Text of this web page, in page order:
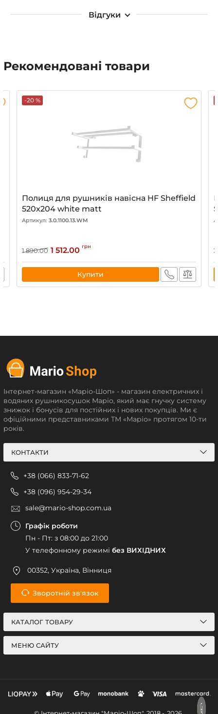
Відгуки
Рекомендовані товари
-20 %
Полиця для рушників навісна HF Sheffield
520x204 white matt
Артикул: 3.0.1100.13.WM
1 890.00 1 512.00 грн
Купити
Інтернет-магазин «Маріо-Шоп» - магазин електричних і
водяних рушникосушок Маріо, який має гнучку систему
знижок і бонусів для постійних і нових покупців. Ми є
офіційними представниками ТМ «Маріо» протягом 10-ти
років.
КОНТАКТИ
+38 (066) 833-71-62
+38 (096) 954-29-34
sale@mario-shop.com.ua
Графік роботи
Пн - Пт: з 08:00 до 21:00
У телефонному режимі без ВИХІДНИХ
00352, Україна, Вінниця
Зворотній зв'язок
КАТАЛОГ ТОВАРУ
МЕНЮ САЙТУ